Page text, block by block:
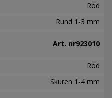
Röd
Rund 1-3 mm
Art. nr923010
Röd
Skuren 1-4 mm